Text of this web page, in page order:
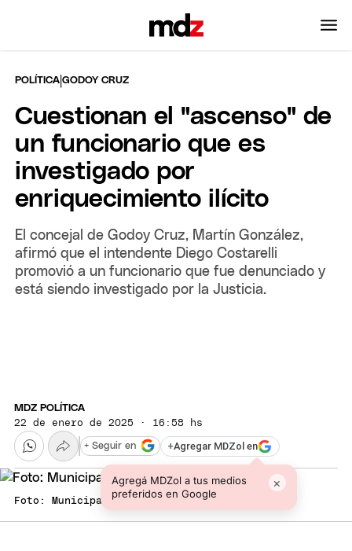
POLÍTICA |GODOY CRUZ
Cuestionan el "ascenso" de
un funcionario que es
investigado por
enriquecimiento ilícito
El concejal de Godoy Cruz, Martín González,
afirmó que el intendente Diego Costarelli
promovió a un funcionario que fue denunciado y
está siendo investigado por la Justicia.
MDZ POLÍTICA
22 de enero de 2025 · 16:58 hs
+Agregar MDZol en
Agregá MDZol a tus medios
preferidos en Google
×
+ Seguir en
Foto: Municipalidad de Godoy Cruz